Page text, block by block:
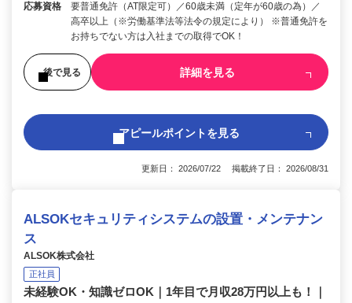
応募資格
要普通免許（AT限定可）／60歳未満（定年が60歳の為）／
高卒以上（※労働基準法等法令の規定により） ※普通免許を
お持ちでない方は入社までの取得でOK！
後で見る 詳細を見る
アピールポイントを見る
更新日： 2026/07/22 掲載終了日： 2026/08/31
ALSOKセキュリティシステムの設置・メンテナン
ス
ALSOK株式会社
正社員
未経験OK・知識ゼロOK｜1年目で月収28万円以上も！｜